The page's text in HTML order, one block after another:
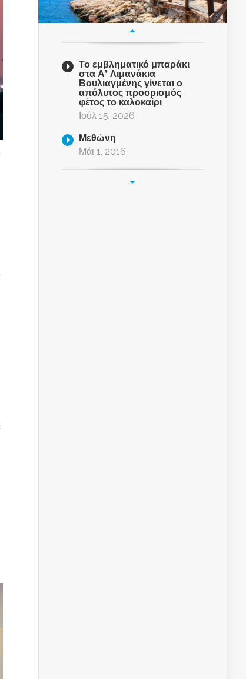
Το εμβληματικό μπαράκι
στα Α’ Λιμανάκια
Βουλιαγμένης γίνεται ο
απόλυτος προορισμός
φέτος το καλοκαίρι
Ιούλ 15, 2026
Μεθώνη
Μάι 1, 2016